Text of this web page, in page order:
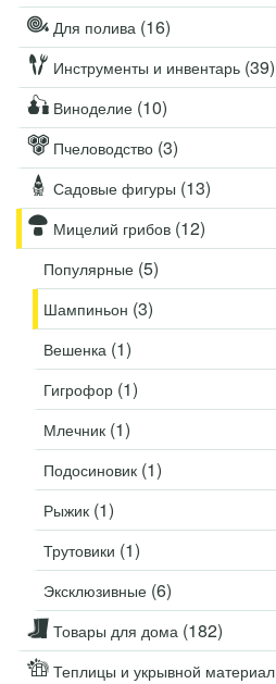
Для полива (16)
Инструменты и инвентарь (39)
Виноделие (10)
Пчеловодство (3)
Садовые фигуры (13)
Мицелий грибов (12)
Популярные (5)
Шампиньон (3)
Вешенка (1)
Гигрофор (1)
Млечник (1)
Подосиновик (1)
Рыжик (1)
Трутовики (1)
Эксклюзивные (6)
Товары для дома (182)
Теплицы и укрывной материал